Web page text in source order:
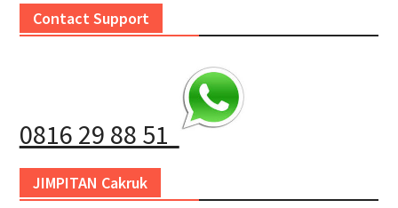
Contact Support
0816 29 88 51
JIMPITAN Cakruk